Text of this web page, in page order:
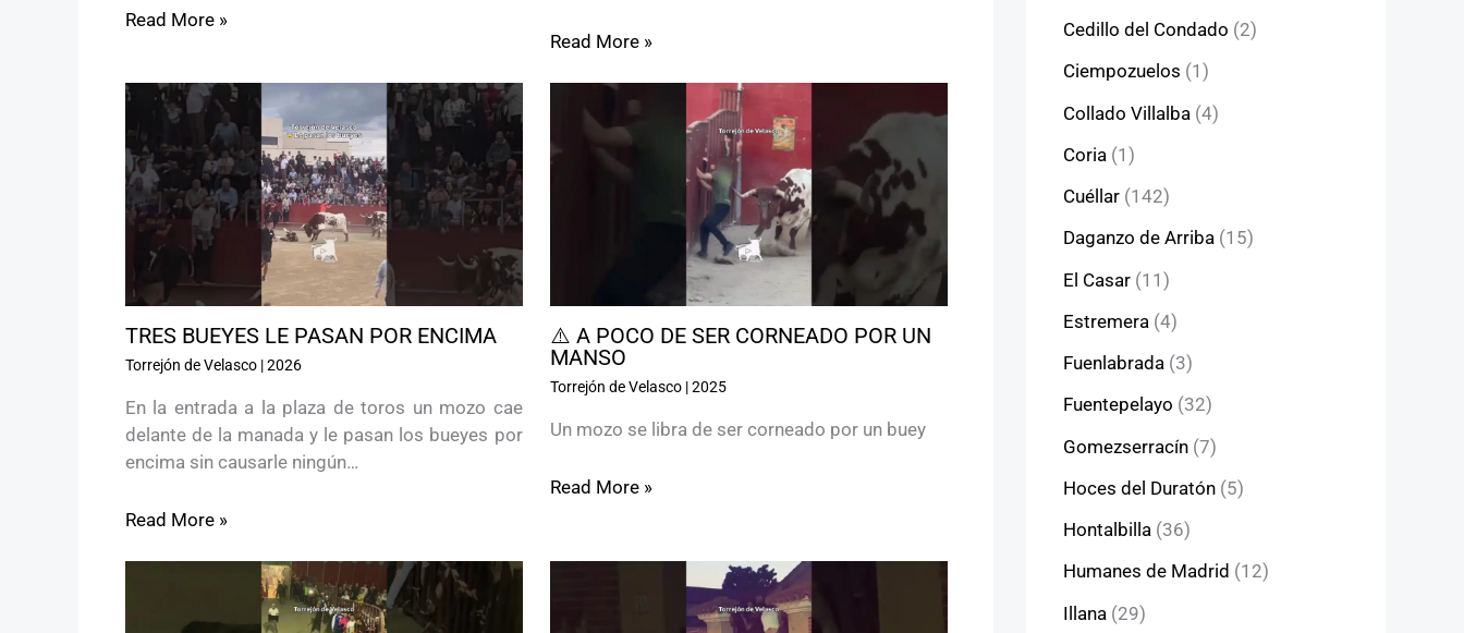
Read More »
Read More »
TRES BUEYES LE PASAN POR ENCIMA
Torrejón de Velasco|2026
En la entrada a la plaza de toros un mozo cae
delante de la manada y le pasan los bueyes por
encima sin causarle ningún…
Read More »
⚠️ A POCO DE SER CORNEADO POR UN
MANSO
Torrejón de Velasco|2025
Un mozo se libra de ser corneado por un buey
Read More »
Cedillo del Condado (2)
Ciempozuelos (1)
Collado Villalba (4)
Coria (1)
Cuéllar (142)
Daganzo de Arriba (15)
El Casar (11)
Estremera (4)
Fuenlabrada (3)
Fuentepelayo (32)
Gomezserracín (7)
Hoces del Duratón (5)
Hontalbilla (36)
Humanes de Madrid (12)
Illana (29)